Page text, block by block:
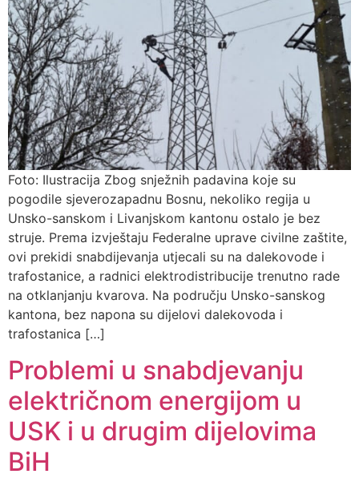
Foto: Ilustracija Zbog snježnih padavina koje su
pogodile sjeverozapadnu Bosnu, nekoliko regija u
Unsko-sanskom i Livanjskom kantonu ostalo je bez
struje. Prema izvještaju Federalne uprave civilne zaštite,
ovi prekidi snabdijevanja utjecali su na dalekovode i
trafostanice, a radnici elektrodistribucije trenutno rade
na otklanjanju kvarova. Na području Unsko-sanskog
kantona, bez napona su dijelovi dalekovoda i
trafostanica […]
Problemi u snabdjevanju
električnom energijom u
USK i u drugim dijelovima
BiH